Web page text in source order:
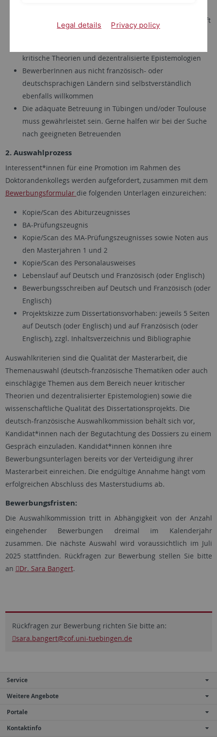
wie Kulturwissenschaft, Ethnologie, Religionswissenschaft
und Theologie
kritische Theorien und dezentralisierte Epistemologien
BewerberInnen aus nicht französisch- oder
deutschsprachigen Ländern sind selbstverständlich
ebenfalls willkommen
Die adäquate Betreuung in Tübingen und/oder Toulouse
muss gewährleistet sein. Gerne halfen wir bei der Suche
nach geeigneten Betreuenden
2. Auswahlprozess
Interessent*innen für eine Promotion im Rahmen des
Doktorandenkollegs werden aufgefordert, zusammen mit dem
Bewerbungsformular die folgenden Unterlagen einzureichen:
Kopie/Scan des Abiturzeugnisses
BA-Prüfungszeugnis
Kopie/Scan des MA-Prüfungszeugnisses sowie Noten aus
den Masterjahren 1 und 2
Kopie/Scan des Personalausweises
Lebenslauf auf Deutsch und Französisch (oder Englisch)
Bewerbungsschreiben auf Deutsch und Französisch (oder
Englisch)
Projektskizze zum Dissertationsvorhaben: jeweils 5 Seiten
auf Deutsch (oder Englisch) und auf Französisch (oder
Englisch), zzgl. Inhaltsverzeichnis und Bibliographie
Auswahlkriterien sind die Qualität der Masterarbeit, die
Themenauswahl (deutsch-französische Thematiken oder auch
einschlägige Themen aus dem Bereich neuer kritischer
Theorien und dezentralisierter Epistemologien) sowie die
wissenschaftliche Qualität des Dissertationsprojekts. Die
deutsch-französische Auswahlkommission behält sich vor,
Kandidat*innen nach der Begutachtung des Dossiers zu einem
Gespräch einzuladen. Kandidat*innen können ihre
Bewerbungsunterlagen bereits vor der Verteidigung ihrer
Masterarbeit einreichen. Die endgültige Annahme hängt vom
erfolgreichen Abschluss des Masterstudiums ab.
Bewerbungsfristen:
Die Auswahlkommission tritt in Abhängigkeit von der Anzahl
eingehender Bewerbungen dreimal im Kalenderjahr
zusammen. Die nächste Auswahl wird voraussichtlich im Juli
2025 stattfinden. Rückfragen zur Bewerbung stellen Sie bitte
an
Dr. Sara Bangert.
Rückfragen zur Bewerbung richten Sie bitte an:
sara.bangert@cof.uni-tuebingen.de
Service
Weitere Angebote
Portale
Kontaktinfo
Legal details Privacy policy